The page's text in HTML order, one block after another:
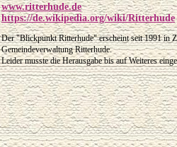
www.ritterhude.de
https://de.wikipedia.org/wiki/Ritterhude
Der "Blickpunkt Ritterhude" erscheint seit 1991 in
Gemeindeverwaltung Ritterhude.
Leider musste die Herausgabe bis auf Weiteres